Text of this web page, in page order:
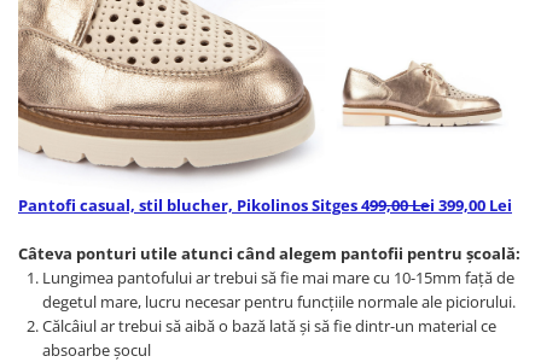
Pantofi casual, stil blucher, Pikolinos Sitges 499,00 Lei 399,00 Lei
Câteva ponturi utile atunci când alegem pantofii pentru școală:
Lungimea pantofului ar trebui să fie mai mare cu 10-15mm faţă de
degetul mare, lucru necesar pentru funcţiile normale ale piciorului.
Călcâiul ar trebui să aibă o bază lată şi să fie dintr-un material ce
absoarbe şocul